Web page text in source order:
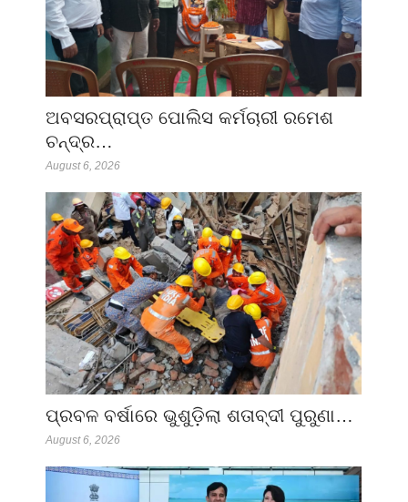
ଅବସରପ୍ରାପ୍ତ ପୋଲିସ କର୍ମଚାରୀ ରମେଶ
ଚନ୍ଦ୍ର…
August 6, 2026
ପ୍ରବଳ ବର୍ଷାରେ ଭୁଶୁଡ଼ିଲା ଶତାବ୍ଦୀ ପୁରୁଣା…
August 6, 2026